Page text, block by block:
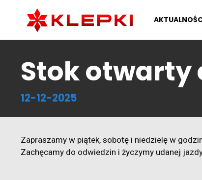
Stok otwarty
12-12-2025
Zapraszamy w piątek, sobotę i niedzielę w
Zachęcamy do odwiedzin i życzymy udanej